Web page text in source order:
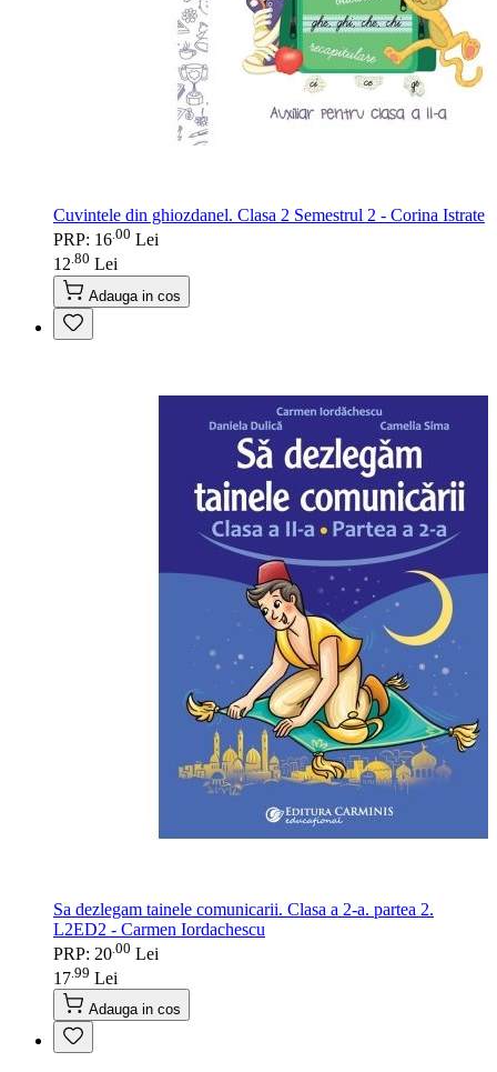
Cuvintele din ghiozdanel. Clasa 2 Semestrul 2 - Corina Istrate
PRP: 16 00 Lei
12 80 Lei
Adauga in cos
Sa dezlegam tainele comunicarii. Clasa a 2-a. partea 2.
L2ED2 - Carmen Iordachescu
PRP: 20 00 Lei
17 99 Lei
Adauga in cos